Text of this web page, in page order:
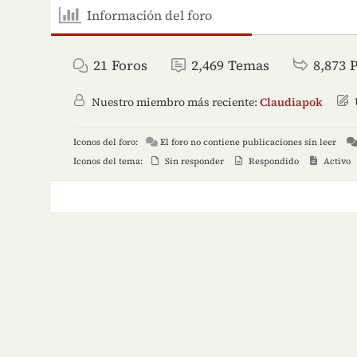
Información del foro
21 Foros 2,469 Temas 8,873
Nuestro miembro más reciente:Claudiapok
Iconos del foro: El foro no contiene publicaciones sin leer
Iconos del tema:
Sin responder Respondido Activo